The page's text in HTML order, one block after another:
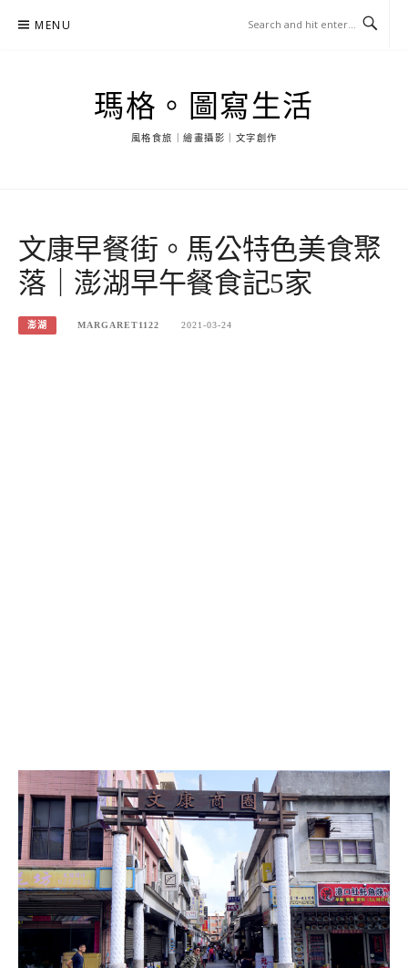
MENU
瑪格。圖寫生活
風格食旅｜繪畫攝影｜文字創作
文康早餐街。馬公特色美食聚
落｜澎湖早午餐食記5家
澎湖 MARGARET1122 2021-03-24